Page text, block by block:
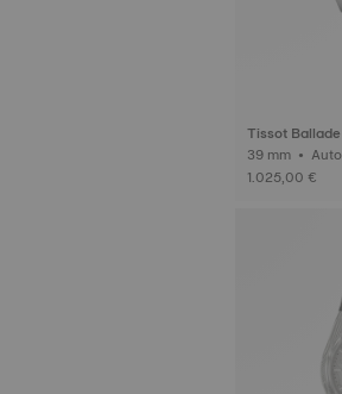
Tissot Ballade
1.025,00 €